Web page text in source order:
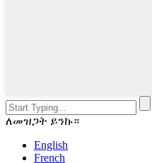
ለመዝጋት ይንኩ።
English
French